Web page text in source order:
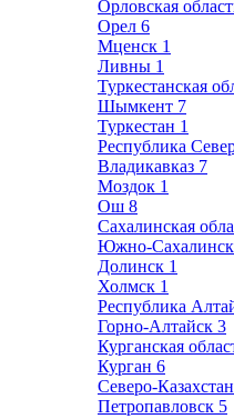
Орловская
Орел 6
Мценск 1
Ливны 1
Туркестанская
Шымкент 7
Туркестан 1
Республика
Владикавказ 7
Моздок 1
Ош 8
Сахалинская
Южно-Сахалинск
Долинск 1
Холмск 1
Республика
Горно-Алтайск 3
Курганская
Курган 6
Северо-
Петропавловск 5